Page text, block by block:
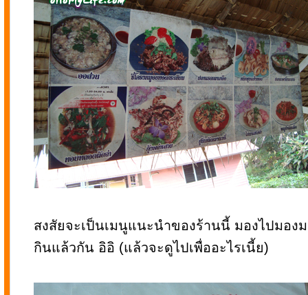
สงสัยจะเป็นเมนูแนะนำของร้านนี้ มองไปมองม
กินแล้วกัน อิอิ (แล้วจะดูไปเพื่ออะไรเนี้ย)